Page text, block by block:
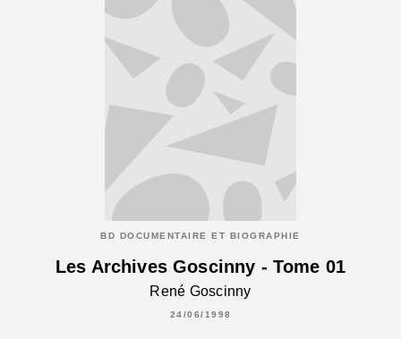
BD DOCUMENTAIRE ET BIOGRAPHIE
Les Archives Goscinny - Tome 01
René Goscinny
24/06/1998